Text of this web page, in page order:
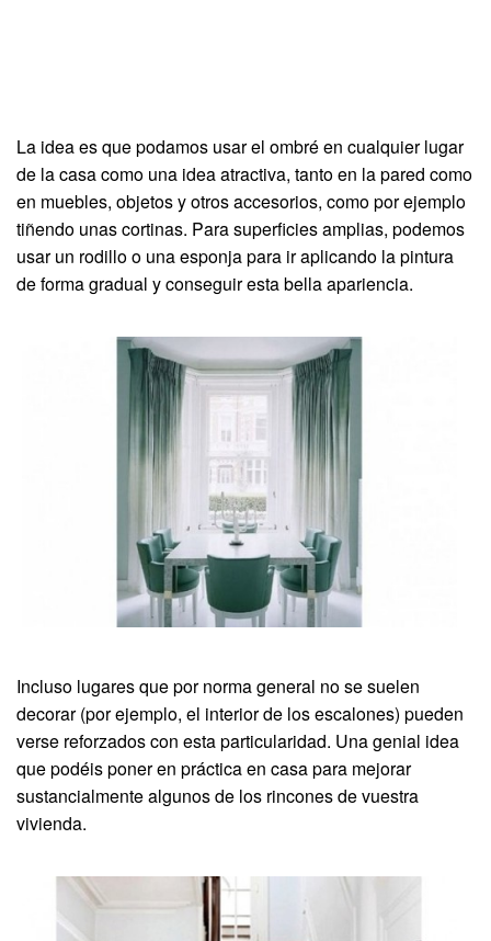
La idea es que podamos usar el ombré en cualquier lugar
de la casa como una idea atractiva, tanto en la pared como
en muebles, objetos y otros accesorios, como por ejemplo
tiñendo unas cortinas. Para superficies amplias, podemos
usar un rodillo o una esponja para ir aplicando la pintura
de forma gradual y conseguir esta bella apariencia.
Incluso lugares que por norma general no se suelen
decorar (por ejemplo, el interior de los escalones) pueden
verse reforzados con esta particularidad. Una genial idea
que podéis poner en práctica en casa para mejorar
sustancialmente algunos de los rincones de vuestra
vivienda.